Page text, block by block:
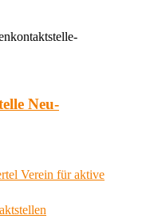
Neu-
Verein für aktive